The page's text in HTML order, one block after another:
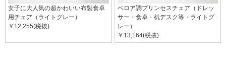
女子に大人気の超かわいい布製食卓
用チェア（ライトグレー）
￥12,255(税抜)
ベロア調プリンセスチェア（ドレッ
サー・食卓・机デスク等・ライトグ
レー）
￥13,164(税抜)